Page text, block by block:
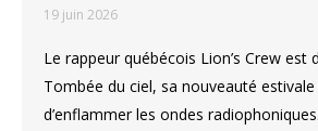
19 juin 2026
Le rappeur québécois Lion’s Crew est
Tombée du ciel, sa nouveauté
d’enflammer les ondes